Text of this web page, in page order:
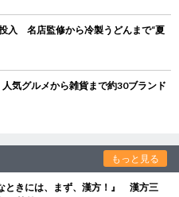
入 名店監修から冷製うどんまで“夏
気グルメから雑貨まで約30ブランド
もっと見る
ときには、まず、漢方！』 漢方三